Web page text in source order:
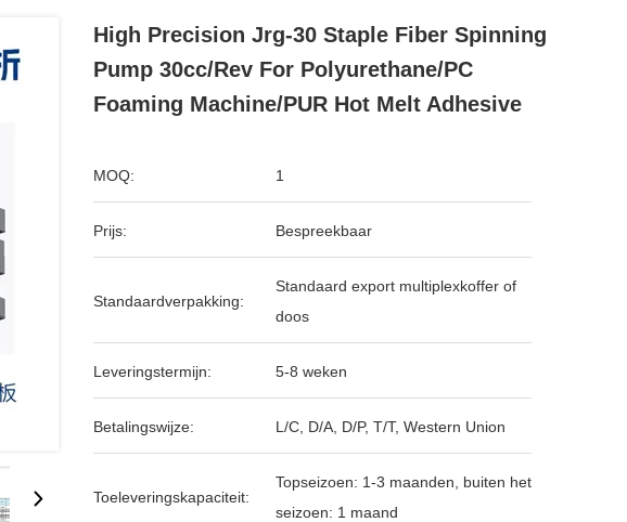
High Precision Jrg-30 Staple Fiber Spinning
Pump 30cc/Rev For Polyurethane/PC
Foaming Machine/PUR Hot Melt Adhesive
MOQ: 1
Prijs: Bespreekbaar
Standaardverpakking:
Standaard export multiplexkoffer of
doos
Leveringstermijn: 5-8 weken
Betalingswijze: L/C, D/A, D/P, T/T, Western Union
Toeleveringskapaciteit:
Topseizoen: 1-3 maanden, buiten het
seizoen: 1 maand